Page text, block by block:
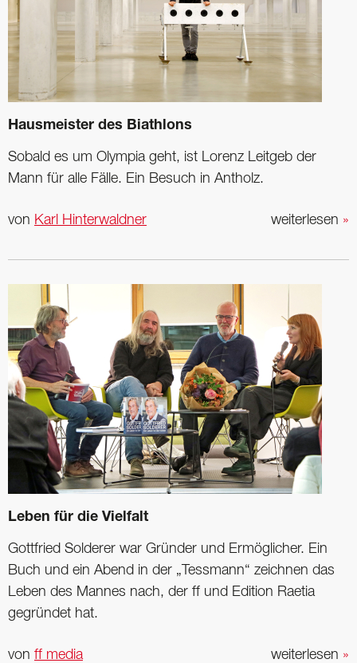
Hausmeister des Biathlons
Sobald es um Olympia geht, ist Lorenz Leitgeb der
Mann für alle Fälle. Ein Besuch in Antholz.
weiterlesen »
von Karl Hinterwaldner
Leben für die Vielfalt
Gottfried Solderer war Gründer und Ermöglicher. Ein
Buch und ein Abend in der „Tessmann“ zeichnen das
Leben des Mannes nach, der ff und Edition Raetia
gegründet hat.
weiterlesen »
von ff media